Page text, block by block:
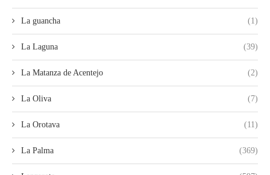
La guancha (1)
La Laguna (39)
La Matanza de Acentejo (2)
La Oliva (7)
La Orotava (11)
La Palma (369)